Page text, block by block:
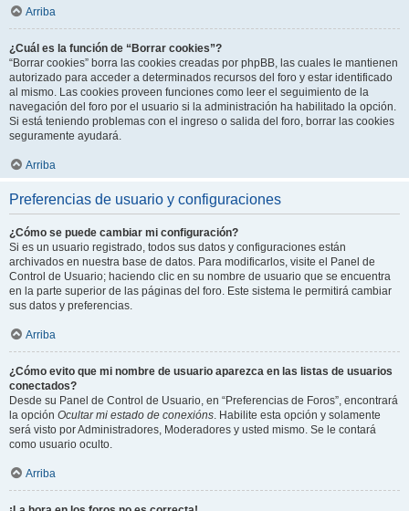
Arriba
¿Cuál es la función de “Borrar cookies”?
“Borrar cookies” borra las cookies creadas por phpBB, las cuales le mantienen
autorizado para acceder a determinados recursos del foro y estar identificado
al mismo. Las cookies proveen funciones como leer el seguimiento de la
navegación del foro por el usuario si la administración ha habilitado la opción.
Si está teniendo problemas con el ingreso o salida del foro, borrar las cookies
seguramente ayudará.
Arriba
Preferencias de usuario y configuraciones
¿Cómo se puede cambiar mi configuración?
Si es un usuario registrado, todos sus datos y configuraciones están
archivados en nuestra base de datos. Para modificarlos, visite el Panel de
Control de Usuario; haciendo clic en su nombre de usuario que se encuentra
en la parte superior de las páginas del foro. Este sistema le permitirá cambiar
sus datos y preferencias.
Arriba
¿Cómo evito que mi nombre de usuario aparezca en las listas de usuarios
conectados?
Desde su Panel de Control de Usuario, en “Preferencias de Foros”, encontrará
la opción Ocultar mi estado de conexións. Habilite esta opción y solamente
será visto por Administradores, Moderadores y usted mismo. Se le contará
como usuario oculto.
Arriba